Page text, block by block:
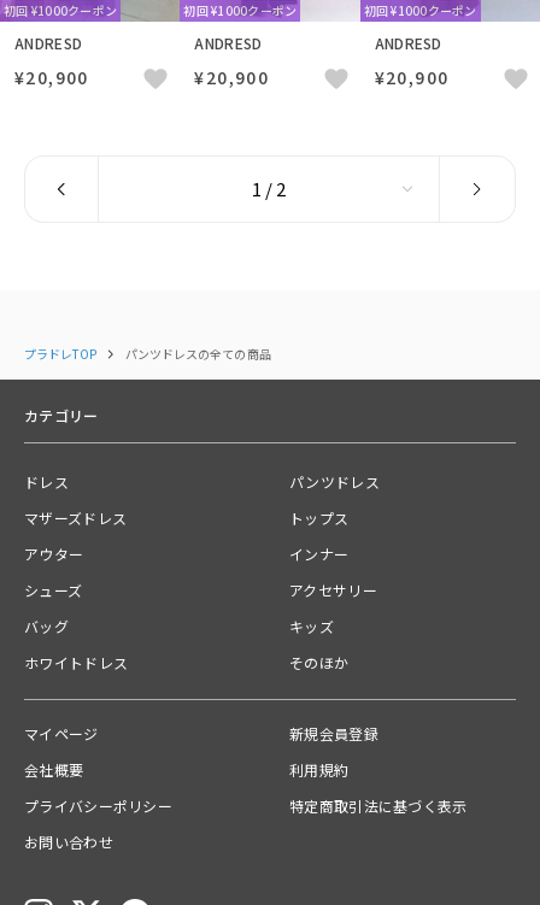
初回 ¥1000クーポン
ANDRESD
¥20,900
初回 ¥1000クーポン
ANDRESD
¥20,900
初回 ¥1000クーポン
ANDRESD
¥20,900
プラドレTOP パンツドレスの全ての商品
カテゴリー
ドレス
パンツドレス
マザーズドレス
トップス
アウター
インナー
シューズ
アクセサリー
バッグ
キッズ
ホワイトドレス
そのほか
マイページ
新規会員登録
会社概要
利用規約
プライバシーポリシー
特定商取引法に基づく表示
お問い合わせ